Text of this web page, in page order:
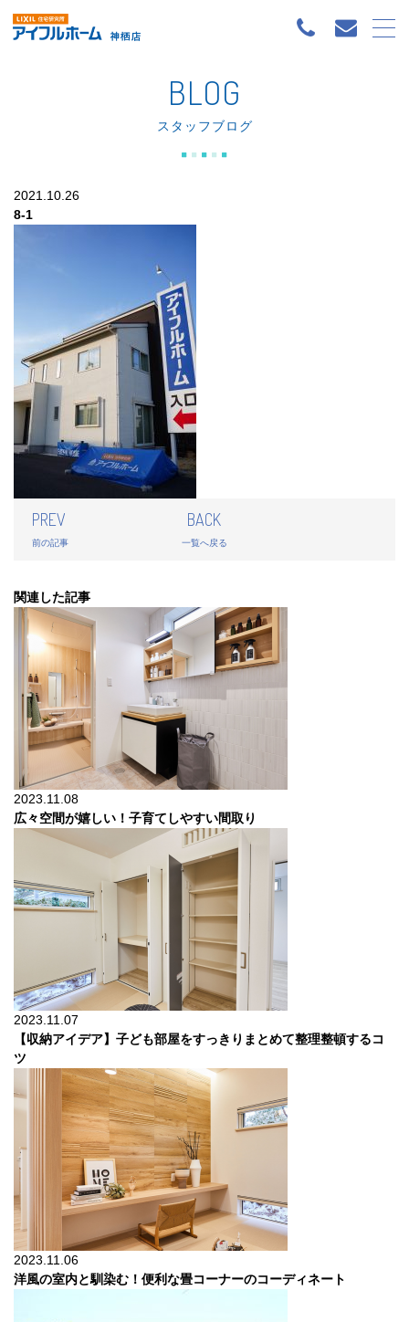
BLOG
スタッフブログ
2021.10.26
8-1
PREV
前の記事
BACK
一覧へ戻る
関連した記事
2023.11.08
広々空間が嬉しい！子育てしやすい間取り
2023.11.07
【収納アイデア】子ども部屋をすっきりまとめて整理整頓するコ
ツ
2023.11.06
洋風の室内と馴染む！便利な畳コーナーのコーディネート